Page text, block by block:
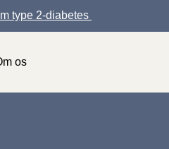
type 2-diabetes
os